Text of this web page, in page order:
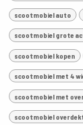
scootmobiel auto
scootmobiel grote
scootmobiel kopen
scootmobiel met 4
scootmobiel met
scootmobiel